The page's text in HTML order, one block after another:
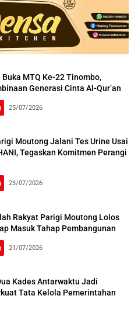
MTQ Ke-22 Tinombo,
Generasi Cinta Al-Qur’an
25/07/2026
Moutong Jalani Tes Urine Usai
Tegaskan Komitmen Perangi
23/07/2026
Rakyat Parigi Moutong Lolos
Masuk Tahap Pembangunan
21/07/2026
Kades Antarwaktu Jadi
Tata Kelola Pemerintahan